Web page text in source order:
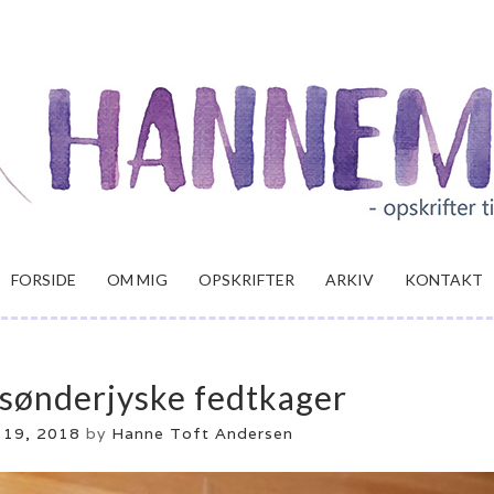
FORSIDE OM MIG OPSKRIFTER ARKIV KONTAKT
fedtkager
2018 by Hanne Toft Andersen